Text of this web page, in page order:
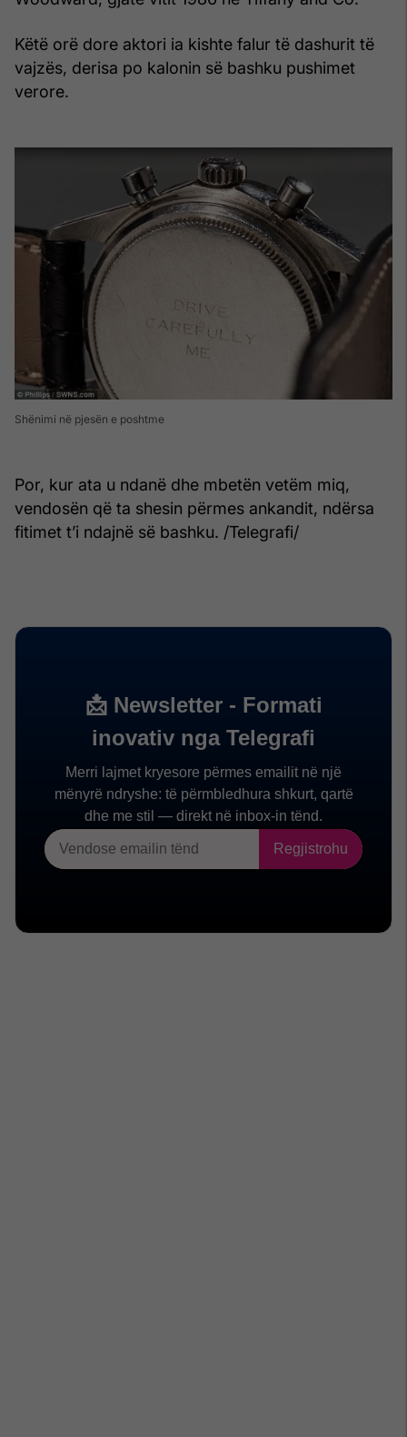
Këtë orë dore aktori ia kishte falur të dashurit të
vajzës, derisa po kalonin së bashku pushimet
verore.
Shënimi në pjesën e poshtme
Por, kur ata u ndanë dhe mbetën vetëm miq,
vendosën që ta shesin përmes ankandit, ndërsa
fitimet t’i ndajnë së bashku. /Telegrafi/